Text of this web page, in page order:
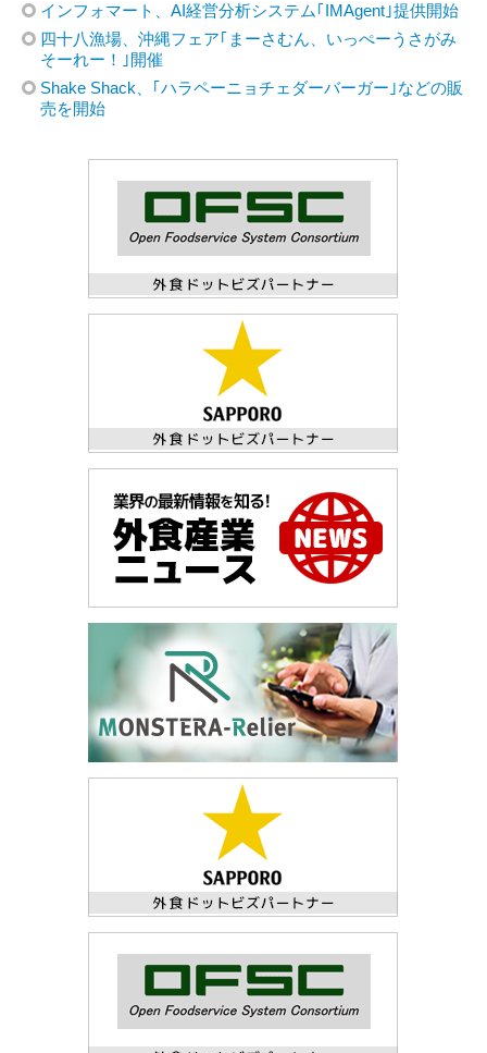
インフォマート、AI経営分析システム｢IMAgent｣提供開始
四十八漁場、沖縄フェア｢まーさむん、いっぺーうさがみ
そーれー！｣開催
Shake Shack、｢ハラペーニョチェダーバーガー｣などの販
売を開始